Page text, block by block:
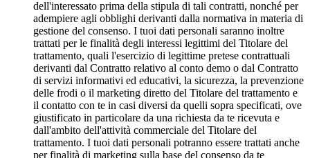
dell'interessato prima della stipula di tali contratti, nonché per
adempiere agli obblighi derivanti dalla normativa in materia di
gestione del consenso. I tuoi dati personali saranno inoltre
trattati per le finalità degli interessi legittimi del Titolare del
trattamento, quali l'esercizio di legittime pretese contrattuali
derivanti dal Contratto relativo al conto demo o dal Contratto
di servizi informativi ed educativi, la sicurezza, la prevenzione
delle frodi o il marketing diretto del Titolare del trattamento e
il contatto con te in casi diversi da quelli sopra specificati, ove
giustificato in particolare da una richiesta da te ricevuta e
dall'ambito dell'attività commerciale del Titolare del
trattamento. I tuoi dati personali potranno essere trattati anche
per finalità di marketing sulla base del consenso da te